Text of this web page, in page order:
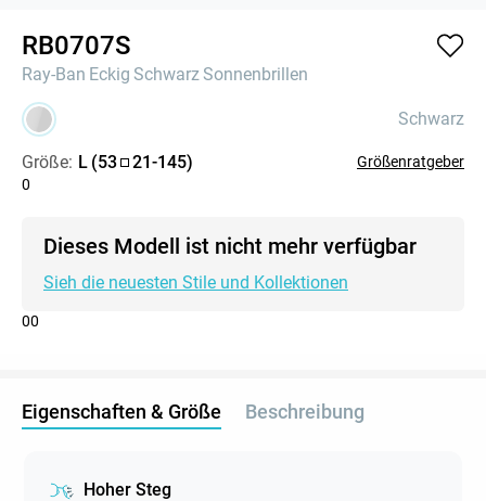
RB0707S
Ray-Ban Eckig Schwarz Sonnenbrillen
Schwarz
Größe: L (53 21-145)
Größenratgeber
0
Dieses Modell ist nicht mehr verfügbar
Sieh die neuesten Stile und Kollektionen
00
Eigenschaften & Größe Beschreibung
Hoher Steg